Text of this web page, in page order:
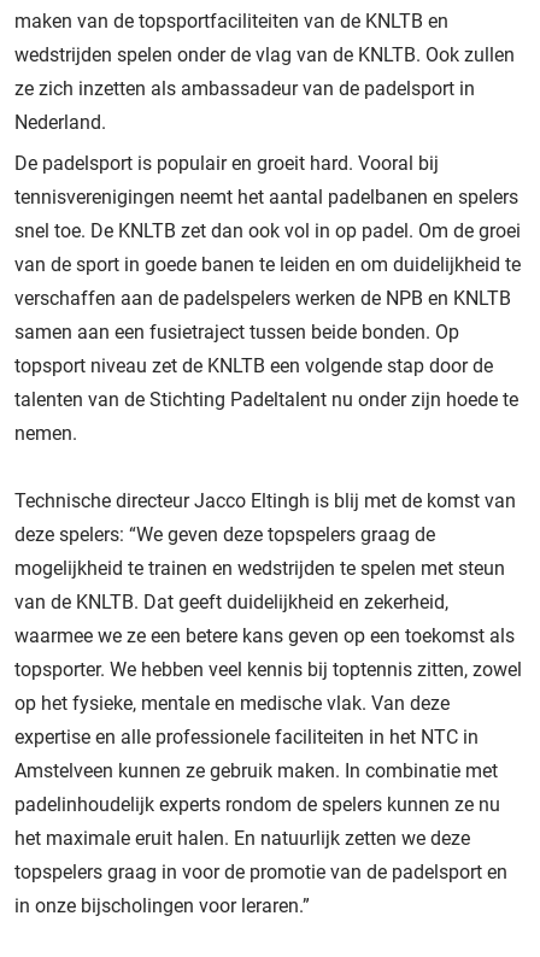
maken van de topsportfaciliteiten van de KNLTB en
wedstrijden spelen onder de vlag van de KNLTB. Ook zullen
ze zich inzetten als ambassadeur van de padelsport in
Nederland.
De padelsport is populair en groeit hard. Vooral bij
tennisverenigingen neemt het aantal padelbanen en spelers
snel toe. De KNLTB zet dan ook vol in op padel. Om de groei
van de sport in goede banen te leiden en om duidelijkheid te
verschaffen aan de padelspelers werken de NPB en KNLTB
samen aan een fusietraject tussen beide bonden. Op
topsport niveau zet de KNLTB een volgende stap door de
talenten van de Stichting Padeltalent nu onder zijn hoede te
nemen.
Technische directeur Jacco Eltingh is blij met de komst van
deze spelers: “We geven deze topspelers graag de
mogelijkheid te trainen en wedstrijden te spelen met steun
van de KNLTB. Dat geeft duidelijkheid en zekerheid,
waarmee we ze een betere kans geven op een toekomst als
topsporter. We hebben veel kennis bij toptennis zitten, zowel
op het fysieke, mentale en medische vlak. Van deze
expertise en alle professionele faciliteiten in het NTC in
Amstelveen kunnen ze gebruik maken. In combinatie met
padelinhoudelijk experts rondom de spelers kunnen ze nu
het maximale eruit halen. En natuurlijk zetten we deze
topspelers graag in voor de promotie van de padelsport en
in onze bijscholingen voor leraren.”